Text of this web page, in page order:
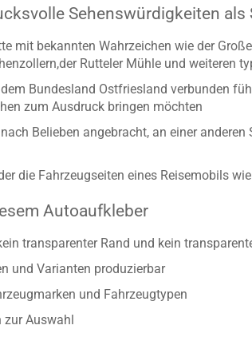
Sehenswürdigkeiten als
mit bekannten Wahrzeichen wie der
Rutteler Mühle und weiteren
Bundesland Ostfriesland verbunden
zum Ausdruck bringen möchten
Belieben angebracht, an einer
die Fahrzeugseiten eines Reisemobils
Autoaufkleber
transparenter Rand und kein
und Varianten produzierbar
und Fahrzeugtypen
zur Auswahl